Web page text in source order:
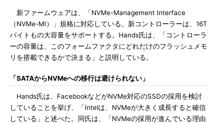
新ファームウェアは、「NVMe-Management Interface
（NVMe-MI）」規格に対応している。新コントローラーは、16T
バイトもの大容量をサポートする。Hands氏は、「コントローラ
ーの容量は、このフォームファクタにどれだけのフラッシュメモ
リを搭載できるかで決まる」と説明している。
「SATAからNVMeへの移行は避けられない」
Hands氏は、FacebookなどがNVMe対応のSSDの採用を検討
していることを挙げ、「Intelは、NVMeが大きく成長すると確信
している」と述べた。同氏は、「NVMeの採用が進んでいる理由